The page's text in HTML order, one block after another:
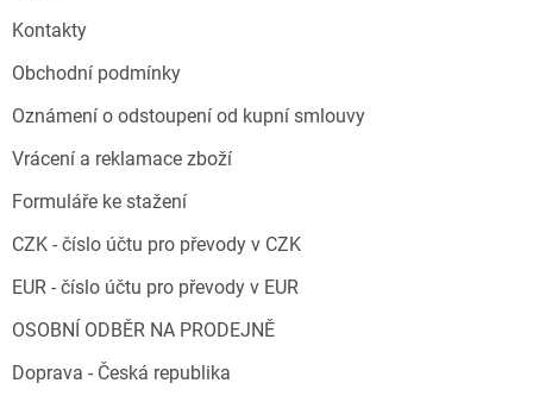
Kontakty
Obchodní podmínky
Oznámení o odstoupení od kupní smlouvy
Vrácení a reklamace zboží
Formuláře ke stažení
CZK - číslo účtu pro převody v CZK
EUR - číslo účtu pro převody v EUR
OSOBNÍ ODBĚR NA PRODEJNĚ
Doprava - Česká republika